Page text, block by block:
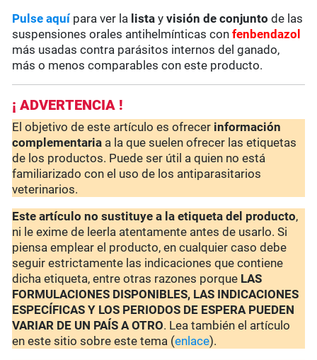
Pulse aquípara ver la lista yvisión de conjunto de las
suspensiones orales antihelmínticas confenbendazol
más usadas contra parásitos internos del ganado,
más o menos comparables con este producto.
¡ ADVERTENCIA !
El objetivo de este artículo es ofrecer información
complementaria a la que suelen ofrecer las etiquetas
de los productos. Puede ser útil a quien no está
familiarizado con el uso de los antiparasitarios
veterinarios.
Este artículo no sustituye a la etiqueta del producto,
ni le exime de leerla atentamente antes de usarlo. Si
piensa emplear el producto, en cualquier caso debe
seguir estrictamente las indicaciones que contiene
dicha etiqueta, entre otras razones porque LAS
FORMULACIONES DISPONIBLES, LAS INDICACIONES
ESPECÍFICAS Y LOS PERIODOS DE ESPERA PUEDEN
VARIAR DE UN PAÍS A OTRO. Lea también el artículo
en este sitio sobre este tema (enlace).